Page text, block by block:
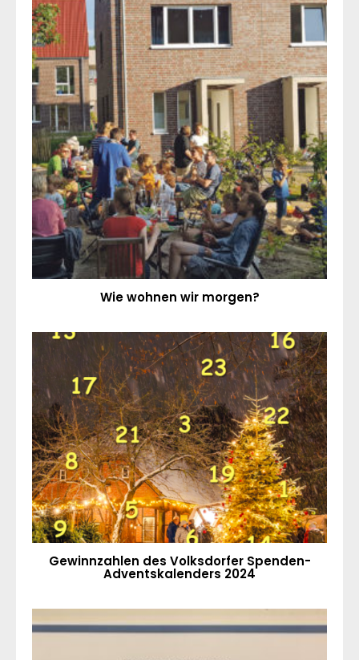
Wie wohnen wir morgen?
Gewinnzahlen des Volksdorfer Spenden-
Adventskalenders 2024